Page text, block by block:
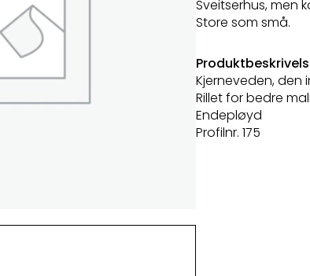
Sveitserhus, men
Store som små.
Kjerneveden, den
Rillet for bedre
Endepløyd
Profilnr. 175